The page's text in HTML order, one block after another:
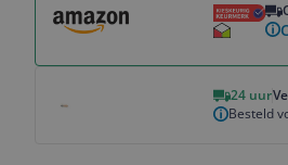
24 uur
Besteld